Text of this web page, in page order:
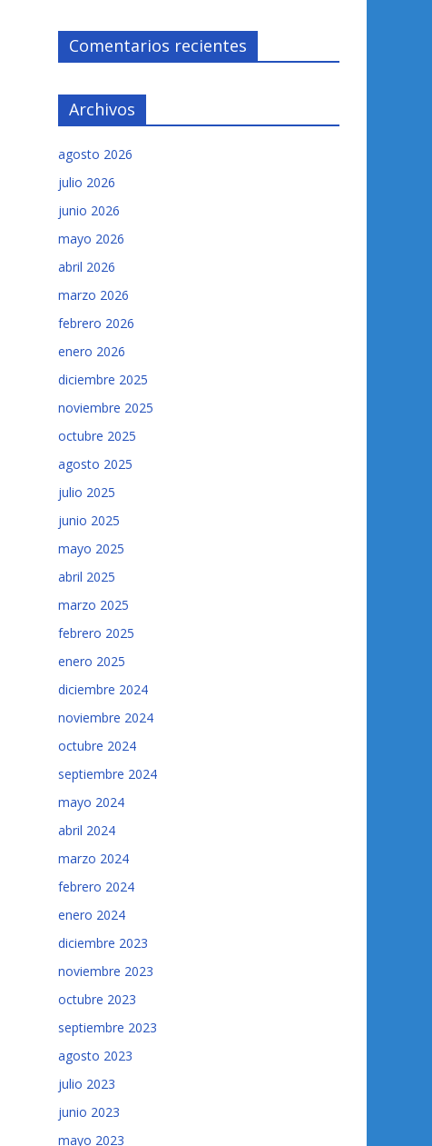
Comentarios recientes
Archivos
agosto 2026
julio 2026
junio 2026
mayo 2026
abril 2026
marzo 2026
febrero 2026
enero 2026
diciembre 2025
noviembre 2025
octubre 2025
agosto 2025
julio 2025
junio 2025
mayo 2025
abril 2025
marzo 2025
febrero 2025
enero 2025
diciembre 2024
noviembre 2024
octubre 2024
septiembre 2024
mayo 2024
abril 2024
marzo 2024
febrero 2024
enero 2024
diciembre 2023
noviembre 2023
octubre 2023
septiembre 2023
agosto 2023
julio 2023
junio 2023
mayo 2023